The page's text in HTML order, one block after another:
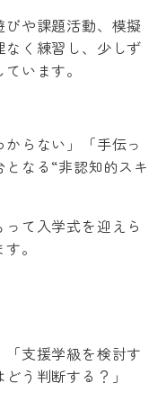
や課題活動、模擬
く練習し、少しず
います。
らない」「手伝っ
なる“非認知的スキ
て入学式を迎えら
。
「支援学級を検討す
う判断する？」